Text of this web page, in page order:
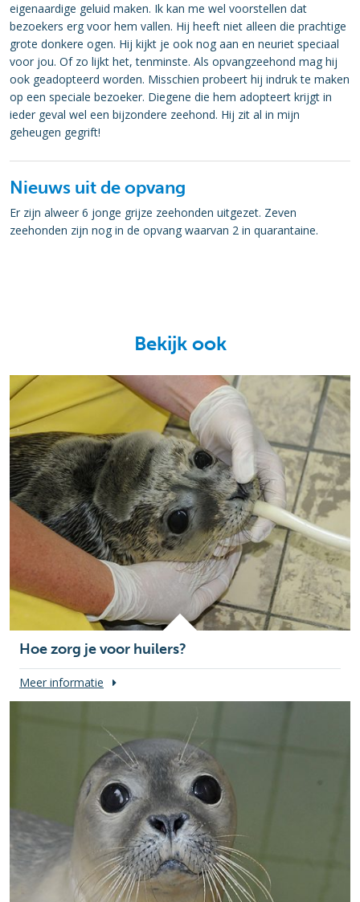
eigenaardige geluid maken. Ik kan me wel voorstellen dat
bezoekers erg voor hem vallen. Hij heeft niet alleen die prachtige
grote donkere ogen. Hij kijkt je ook nog aan en neuriet speciaal
voor jou. Of zo lijkt het, tenminste. Als opvangzeehond mag hij
ook geadopteerd worden. Misschien probeert hij indruk te maken
op een speciale bezoeker. Diegene die hem adopteert krijgt in
ieder geval wel een bijzondere zeehond. Hij zit al in mijn
geheugen gegrift!
Nieuws uit de opvang
Er zijn alweer 6 jonge grijze zeehonden uitgezet. Zeven
zeehonden zijn nog in de opvang waarvan 2 in quarantaine.
Bekijk ook
Hoe zorg je voor huilers?
Meer informatie